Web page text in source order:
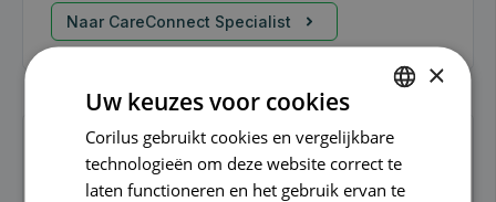
Naar CareConnect Specialist
DUTCH
FRENCH
×
Uw keuzes voor cookies
Corilus gebruikt cookies en vergelijkbare
technologieën om deze website correct te
laten functioneren en het gebruik ervan te